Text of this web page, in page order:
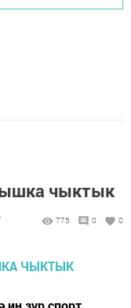
чыктык
775 0 0